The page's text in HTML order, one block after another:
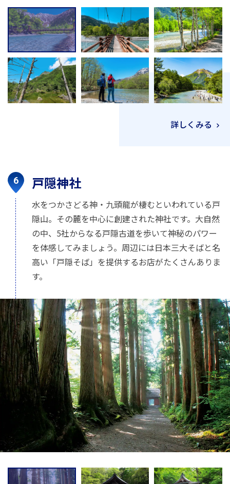
詳しくみる
戸隠神社
水をつかさどる神・九頭龍が棲むといわれている戸
隠山。その麓を中心に創建された神社です。大自然
の中、5社からなる戸隠古道を歩いて神秘のパワー
を体感してみましょう。周辺には日本三大そばと名
高い「戸隠そば」を提供するお店がたくさんありま
す。